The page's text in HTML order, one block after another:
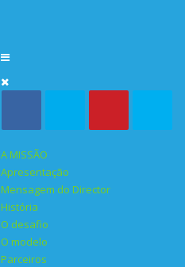
A MISSÃO
Apresentação
Mensagem do Director
História
O desafio
O modelo
Parceiros